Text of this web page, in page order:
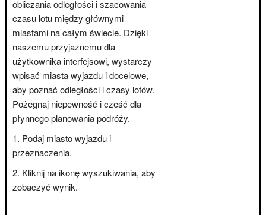
obliczania odległości i szacowania
czasu lotu między głównymi
miastami na całym świecie. Dzięki
naszemu przyjaznemu dla
użytkownika interfejsowi, wystarczy
wpisać miasta wyjazdu i docelowe,
aby poznać odległości i czasy lotów.
Pożegnaj niepewność i cześć dla
płynnego planowania podróży.
Podaj miasto wyjazdu i
przeznaczenia.
Kliknij na ikonę wyszukiwania, aby
zobaczyć wynik.